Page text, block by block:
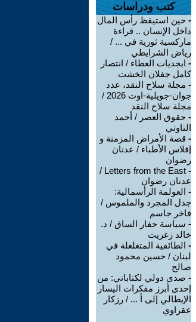
كتب ودراسات
- حين استيقظ رأس المال
داخل الإنسان .. قراءة
ماركسية ثورية في ... /
رياض الشرايطي
- ابجديات العطاء / انتصار
كامل جفلان الخشت
- مجلة سلاح النقد، عدد
جوان-جويلية-اوت 2026 /
مجلة سلاح النقد
- حقوق العصر / أحمد
التاوتي
- قصة الأمراض المزمنة و
إفلاس الأطباء / عدنان
رضوان
-
Letters from the East /
عدنان رضوان
- العولمة الرأسمالية:
جدل المجرد والملموس /
فاخر جاسم
- سياسة حفار الساق / د.
خالد زغريت
- الطائفية المتغلغلة في
لبنان / حسين محمود
صالح
- صدى دولي لكتاباتي: من
إحدى أبرز مفكرات اليسار
الإيطالي إلى أ ... / رزكار
عقراوي